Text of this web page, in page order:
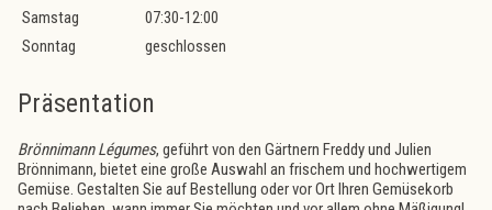
Samstag
07:30-12:00
Sonntag
geschlossen
Präsentation
Brönnimann Légumes, geführt von den Gärtnern Freddy und Julien
Brönnimann, bietet eine große Auswahl an frischem und hochwertigem
Gemüse. Gestalten Sie auf Bestellung oder vor Ort Ihren Gemüsekorb